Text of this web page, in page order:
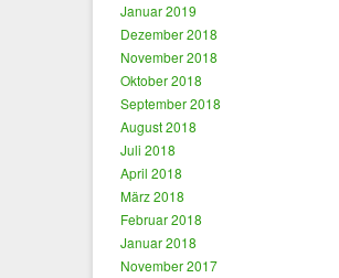
Januar 2019
Dezember 2018
November 2018
Oktober 2018
September 2018
August 2018
Juli 2018
April 2018
März 2018
Februar 2018
Januar 2018
November 2017